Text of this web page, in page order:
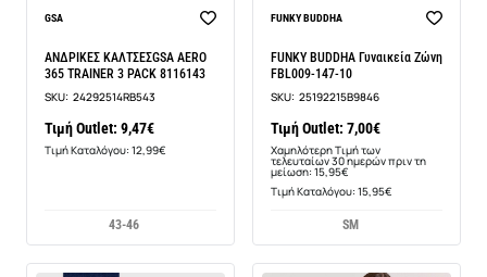
BEST SELLER
GSA
ΑΝΔΡΙΚΕΣ ΚΑΛΤΣΕΣGSA AERO
365 TRAINER 3 PACK 8116143
SKU: 24292514RB543
Τιμή Outlet: 9,47€
Τιμή Καταλόγου: 12,99€
43-46
-56%
FUNKY BUDDHA
FUNKY BUDDHA Γυναικεία Ζώνη
FBL009-147-10
SKU: 25192215B9846
Τιμή Outlet: 7,00€
Χαμηλότερη Τιμή των
τελευταίων 30 ημερών πριν τη
μείωση: 15,95€
Τιμή Καταλόγου: 15,95€
SM